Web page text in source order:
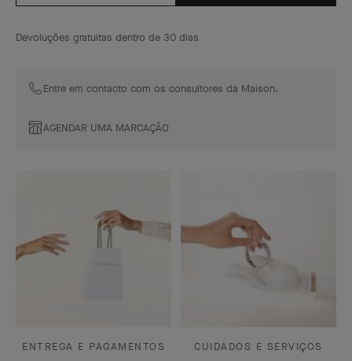
Devoluções gratuitas dentro de 30 dias
Entre em contacto com os consultores da Maison.
AGENDAR UMA MARCAÇÃO
ENTREGA E PAGAMENTOS CUIDADOS E SERVIÇOS